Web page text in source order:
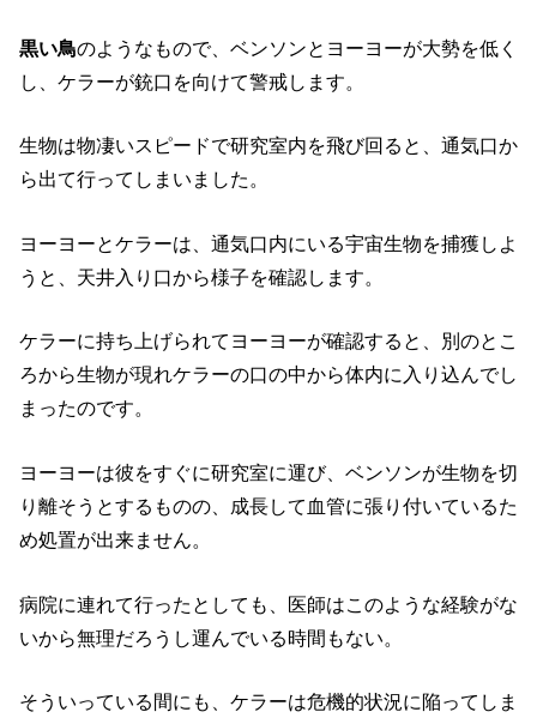
黒い鳥のようなもので、ベンソンとヨーヨーが大勢を低く
し、ケラーが銃口を向けて警戒します。
生物は物凄いスピードで研究室内を飛び回ると、通気口か
ら出て行ってしまいました。
ヨーヨーとケラーは、通気口内にいる宇宙生物を捕獲しよ
うと、天井入り口から様子を確認します。
ケラーに持ち上げられてヨーヨーが確認すると、別のとこ
ろから生物が現れケラーの口の中から体内に入り込んでし
まったのです。
ヨーヨーは彼をすぐに研究室に運び、ベンソンが生物を切
り離そうとするものの、
成長して血管に張り付いているた
め処置が出来ません。
病院に連れて行ったとしても、医師はこのような経験がな
いから無理だろうし運んでいる時間もない。
そういっている間にも、ケラーは危機的状況に陥ってしま